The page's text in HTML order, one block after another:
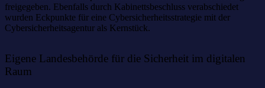
freigegeben. Ebenfalls durch Kabinettsbeschluss verabschiedet
wurden Eckpunkte für eine Cybersicherheitsstrategie mit der
Cybersicherheitsagentur als Kernstück.
Eigene Landesbehörde für die Sicherheit im digitalen
Raum